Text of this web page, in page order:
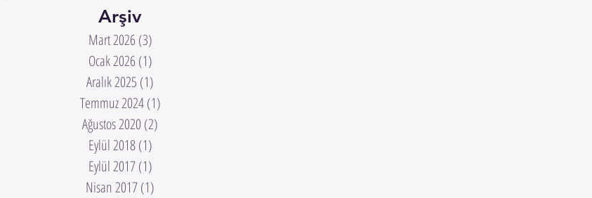
Arşiv
Mart 2026 (3)
Ocak 2026 (1)
Aralık 2025 (1)
Temmuz 2024 (1)
Ağustos 2020 (2)
Eylül 2018 (1)
Eylül 2017 (1)
Nisan 2017(1)